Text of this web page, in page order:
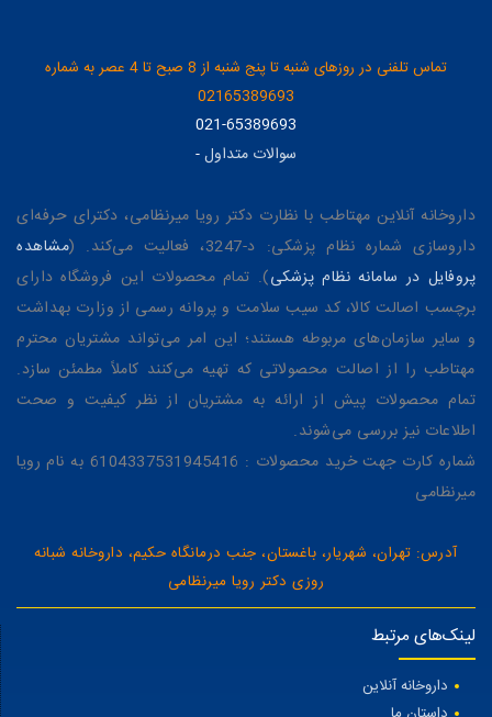
تماس تلفنی در روزهای شنبه تا پنج شنبه از 8 صبح تا 4 عصر به شماره
02165389693
021-65389693
سوالات متداول-
داروخانه آنلاین مهتاطب با نظارت دکتر رویا میرنظامی، دکترای حرفه‌ای
داروسازی شماره نظام پزشکی: د-3247، فعالیت می‌کند. (
مشاهده
پروفایل در سامانه نظام پزشکی). تمام محصولات این فروشگاه دارای
برچسب اصالت کالا، کد سیب سلامت و پروانه رسمی از وزارت بهداشت
و سایر سازمان‌های مربوطه هستند؛ این امر می‌تواند مشتریان محترم
مهتاطب را از اصالت محصولاتی که تهیه می‌کنند کاملاً مطمئن سازد.
تمام محصولات پیش از ارائه به مشتریان از نظر کیفیت و صحت
اطلاعات نیز بررسی می‌شوند.
شماره کارت جهت خرید محصولات : 6104337531945416 به نام رویا
میرنظامی
آدرس: تهران، شهریار، باغستان، جنب درمانگاه حکیم، داروخانه شبانه
روزی دکتر رویا میرنظامی
لینک‌های مرتبط
داروخانه آنلاین